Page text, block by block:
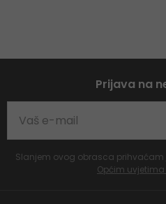
Prijava na
Slanjem ovog obrasca prihvaćam
Općim